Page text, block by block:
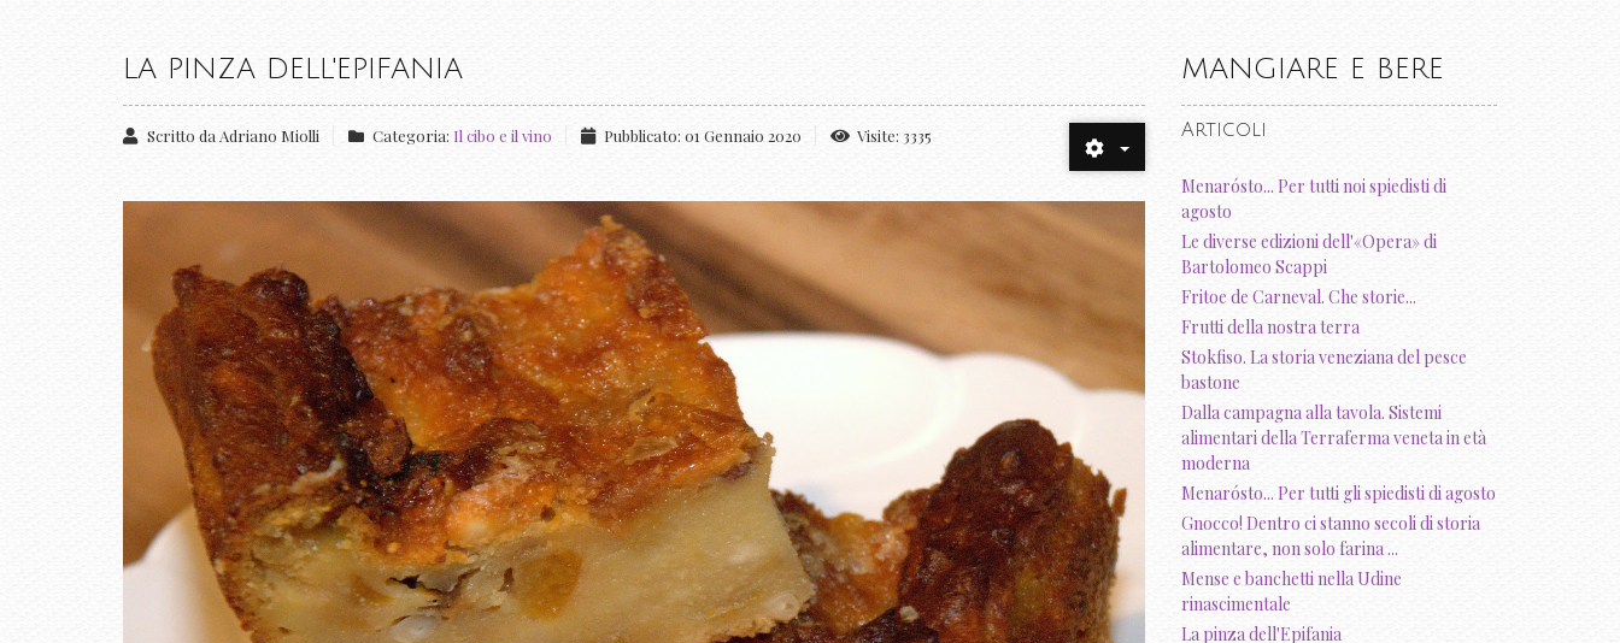
LA PINZA DELL'EPIFANIA
Scritto da Adriano Miolli Categoria: Il cibo e il vino Pubblicato: 01 Gennaio 2020 Visite: 3335
MANGIARE E BERE
Articoli
Menarósto... Per tutti noi spiedisti di
agosto
Le diverse edizioni dell'«Opera» di
Bartolomeo Scappi
Fritoe de Carneval. Che storie...
Frutti della nostra terra
Stokfiso. La storia veneziana del pesce
bastone
Dalla campagna alla tavola. Sistemi
alimentari della Terraferma veneta in età
moderna
Menarósto... Per tutti gli spiedisti di agosto
Gnocco! Dentro ci stanno secoli di storia
alimentare, non solo farina ...
Mense e banchetti nella Udine
rinascimentale
La pinza dell'Epifania